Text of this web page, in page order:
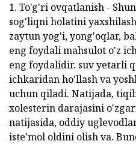
1. To'g'ri ovqatlanish -
sog'liqni holatini
zaytun yog'i, yong'oqlar,
eng foydali mahsulot o'z
eng foydalidir. suv yetarli
ichkaridan ho'llash va
uchun qiladi. Natijada,
xolesterin darajasini
natijasida, oddiy
iste'mol oldini olish va.